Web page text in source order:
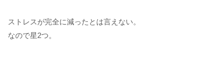
ストレスが完全に減ったとは言えない。
なので星2つ。